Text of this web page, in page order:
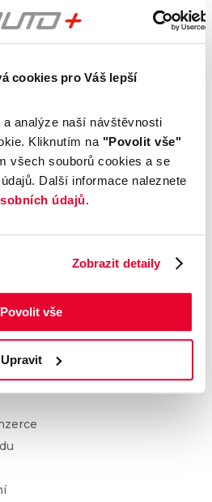
cookies pro Váš lepší
analýze naší návštěvnosti
Kliknutím na "Povolit vše"
všech souborů cookies a se
Další informace naleznete
údajů.
Zobrazit detaily
Povolit vše
Upravit